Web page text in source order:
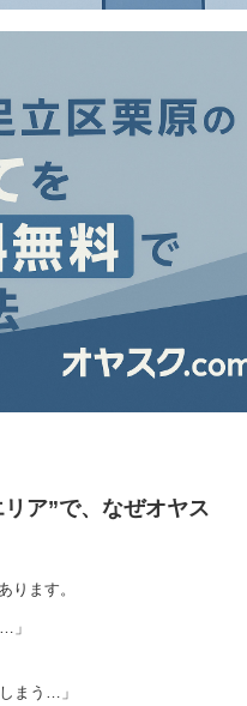
ア”で、なぜオヤス
ります。
」
まう…」